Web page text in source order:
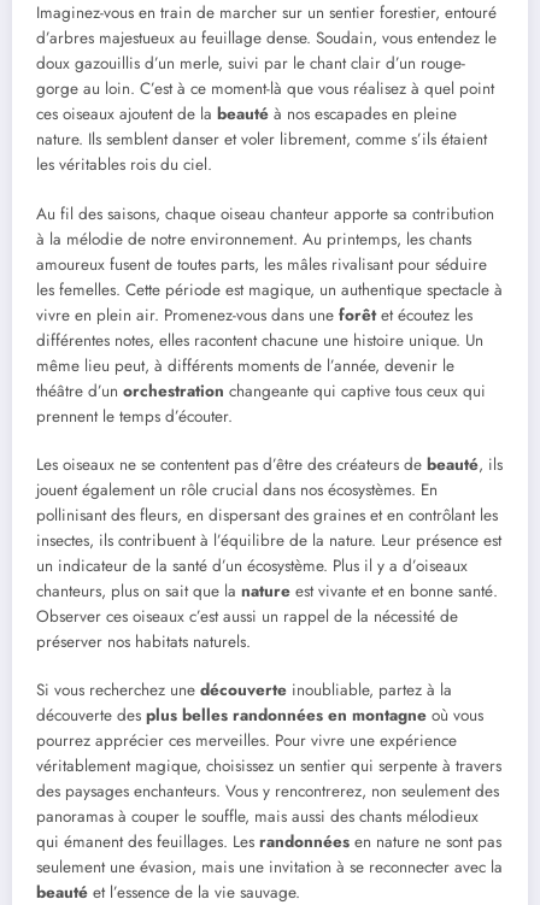
Imaginez-vous en train de marcher sur un sentier forestier, entouré
d’arbres majestueux au feuillage dense. Soudain, vous entendez le
doux gazouillis d’un merle, suivi par le chant clair d’un rouge-
gorge au loin. C’est à ce moment-là que vous réalisez à quel point
ces oiseaux ajoutent de la beauté à nos escapades en pleine
nature. Ils semblent danser et voler librement, comme s’ils étaient
les véritables rois du ciel.
Au fil des saisons, chaque oiseau chanteur apporte sa contribution
à la mélodie de notre environnement. Au printemps, les chants
amoureux fusent de toutes parts, les mâles rivalisant pour séduire
les femelles. Cette période est magique, un authentique spectacle à
vivre en plein air. Promenez-vous dans une forêtet écoutez les
différentes notes, elles racontent chacune une histoire unique. Un
même lieu peut, à différents moments de l’année, devenir le
théâtre d’un orchestration changeante qui captive tous ceux qui
prennent le temps d’écouter.
Les oiseaux ne se contentent pas d’être des créateurs de beauté, ils
jouent également un rôle crucial dans nos écosystèmes. En
pollinisant des fleurs, en dispersant des graines et en contrôlant les
insectes, ils contribuent à l’équilibre de la nature. Leur présence est
un indicateur de la santé d’un écosystème. Plus il y a d’oiseaux
chanteurs, plus on sait que la nature est vivante et en bonne santé.
Observer ces oiseaux c’est aussi un rappel de la nécessité de
préserver nos habitats naturels.
Si vous recherchez une découverte inoubliable, partez à la
découverte des plus belles randonnées en montagne où vous
pourrez apprécier ces merveilles. Pour vivre une expérience
véritablement magique, choisissez un sentier qui serpente à travers
des paysages enchanteurs. Vous y rencontrerez, non seulement des
panoramas à couper le souffle, mais aussi des chants mélodieux
qui émanent des feuillages. Les randonnées en nature ne sont pas
seulement une évasion, mais une invitation à se reconnecter avec la
beauté et l’essence de la vie sauvage.